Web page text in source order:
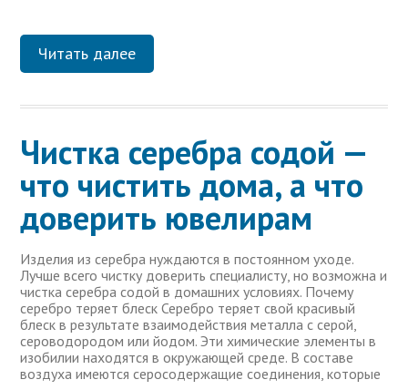
Читать далее
Чистка серебра содой —
что чистить дома, а что
доверить ювелирам
Изделия из серебра нуждаются в постоянном уходе.
Лучше всего чистку доверить специалисту, но возможна и
чистка серебра содой в домашних условиях. Почему
серебро теряет блеск Серебро теряет свой красивый
блеск в результате взаимодействия металла с серой,
сероводородом или йодом. Эти химические элементы в
изобилии находятся в окружающей среде. В составе
воздуха имеются серосодержащие соединения, которые